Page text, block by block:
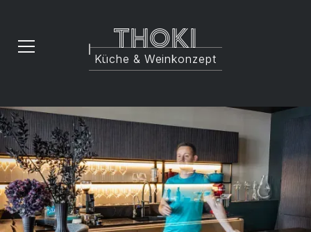
Thoki
Küche & Weinkonzept